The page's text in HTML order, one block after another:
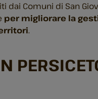
Comuni di San
per migliorare la
.